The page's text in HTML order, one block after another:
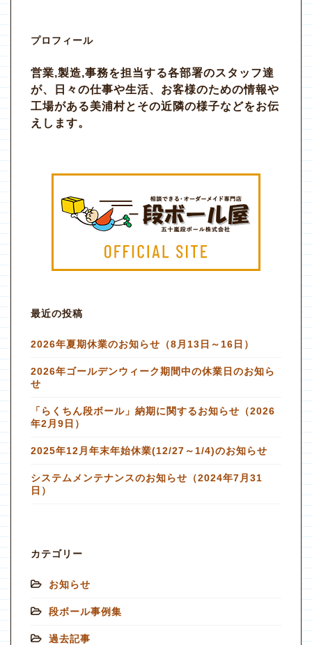
プロフィール
営業,製造,事務を担当する各部署のスタッフ達
が、日々の仕事や生活、お客様のための情報や
工場がある美浦村とその近隣の様子などをお伝
えします。
最近の投稿
2026年夏期休業のお知らせ（8月13日～16日）
2026年ゴールデンウィーク期間中の休業日のお知ら
せ
「らくちん段ボール」納期に関するお知らせ（2026
年2月9日）
2025年12月年末年始休業(12/27～1/4)のお知らせ
システムメンテナンスのお知らせ（2024年7月31
日）
カテゴリー
お知らせ
段ボール事例集
過去記事